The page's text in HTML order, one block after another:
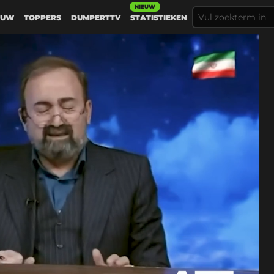
TOPPERS DUMPERTTV STATISTIEKEN
NIEUW